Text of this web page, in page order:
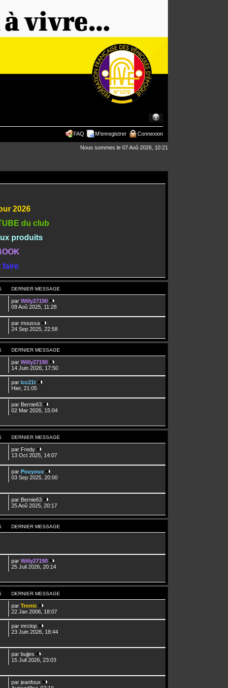
FAQ M’enregistrer Connexion
Nous sommes le 07 Aoû 2026, 10:21
2026
du club
produits
faire
DERNIER MESSAGE
parWilly27190
09 Aoû 2025, 11:28
parmoussa
24 Sep 2025, 22:58
DERNIER MESSAGE
parWilly27190
14 Juin 2026, 17:50
parlcc21t
Hier, 21:05
par Bernie63
02 Mar 2026, 15:04
DERNIER MESSAGE
par Fredy
13 Oct 2025, 14:07
parPouyoux
03 Sep 2025, 20:00
par Bernie63
25 Aoû 2025, 20:17
DERNIER MESSAGE
parWilly27190
25 Juil 2026, 20:14
DERNIER MESSAGE
parTronic
22 Jan 2006, 18:07
parmrclop
23 Juin 2026, 18:44
parbujjes
15 Juil 2026, 23:03
parjeanfoux